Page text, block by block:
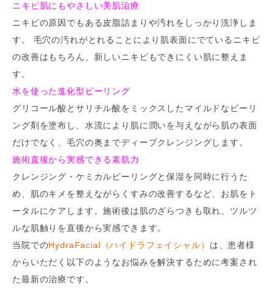
ニキビ肌にもやさしい美肌治療
ニキビの原因でもある皮脂詰まりや汚れをしっかり洗浄しま
す。 毛穴の汚れがとれることにより肌表面にでているニキビ
の改善はもちろん、新しいニキビもできにくい肌に整えま
す。
水を使った進化型ピーリング
グリコール酸とサリチル酸をミックスしたマイルドなピーリ
ング剤を塗布し、水流により肌に潤いを与えながら肌の表面
だけでなく、毛穴の奥までディープクレンジングします。
施術直後から実感できる素肌力
クレンジング・ケミカルピーリングと保湿を同時に行うた
め、肌のキメを整えながらくすみの改善するなど、お肌をト
ータルにケアします。施術後は肌のざらつきも取れ、ツルツ
ルな肌触りを直後から実感できます。
当院でのHydraFacial（ハイドラフェイシャル） は、患者様
からいただく以下のようなお悩みを解決するために考案され
た最新の治療です。